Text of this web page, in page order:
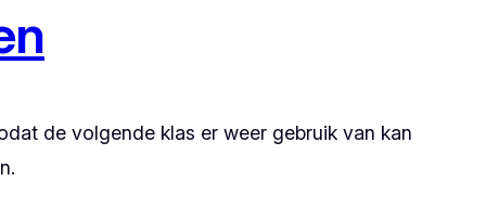
de volgende klas er weer gebruik van kan